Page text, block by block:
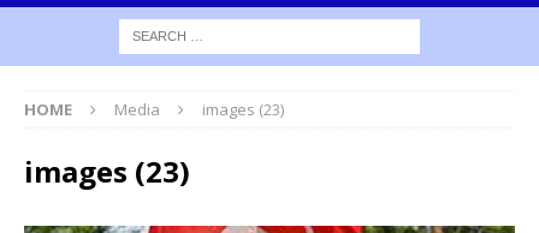
HOME Media images (23)
images (23)